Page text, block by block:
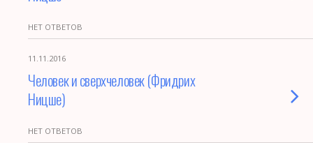
НЕТ ОТВЕТОВ
11.11.2016
Человек и сверхчеловек (Фридрих
Ницше)
НЕТ ОТВЕТОВ